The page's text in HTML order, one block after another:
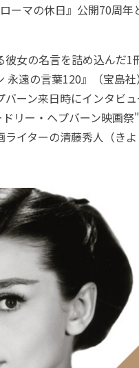
ーマの休日』公開70周年
女の名言を詰め込んだ1
永遠の言葉120』（宝島
バーン来日時にインタビ
リー・ヘプバーン映画祭
ライターの清藤秀人（き